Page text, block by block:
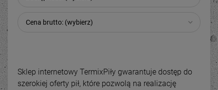
Cena brutto: (wybierz)
Sklep internetowy TermixPiły gwarantuje dostęp do
szerokiej oferty pił, które pozwolą na realizację